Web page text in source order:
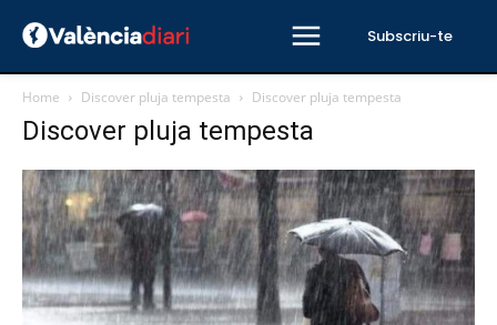
Subscriu-te
Home Discover pluja tempesta Discover pluja tempesta
Discover pluja tempesta